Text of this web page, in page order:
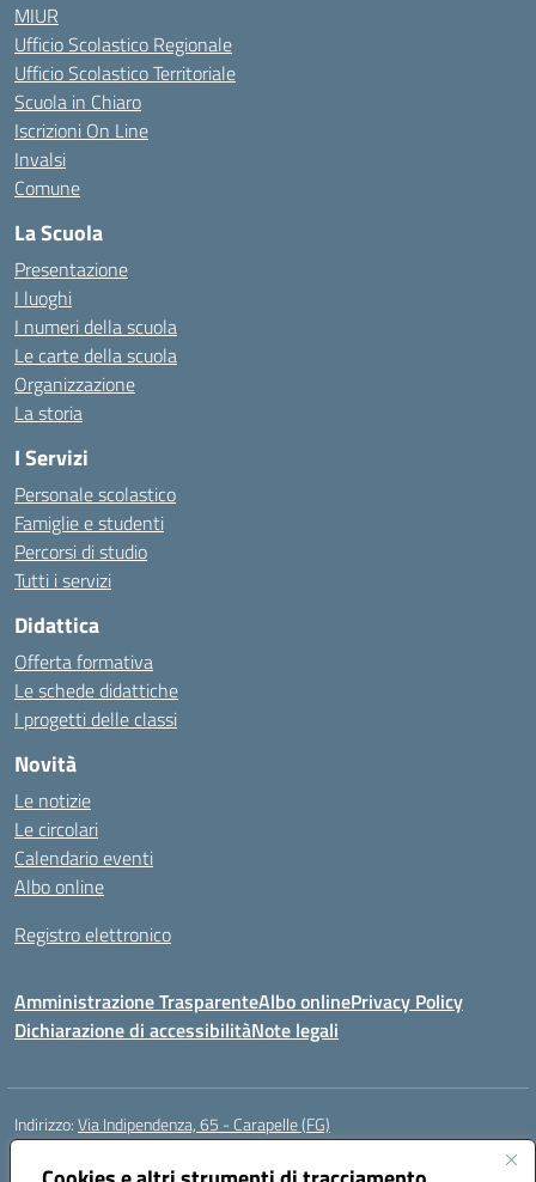
MIUR
Ufficio Scolastico Regionale
Ufficio Scolastico Territoriale
Scuola in Chiaro
Iscrizioni On Line
Invalsi
Comune
La Scuola
Presentazione
I luoghi
I numeri della scuola
Le carte della scuola
Organizzazione
La storia
I Servizi
Personale scolastico
Famiglie e studenti
Percorsi di studio
Tutti i servizi
Didattica
Offerta formativa
Le schede didattiche
I progetti delle classi
Novità
Le notizie
Le circolari
Calendario eventi
Albo online
Registro elettronico
Amministrazione TrasparenteAlbo onlinePrivacy Policy
Dichiarazione di accessibilitàNote legali
Indirizzo:Via Indipendenza, 65 - Carapelle (FG)
Centralino:
Posta elettronica certificata (PEC):fgic822001@pec.istruzione.it